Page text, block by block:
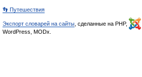
👣 Путешествия
Экспорт словарей на сайты , сделанные на PHP,
WordPress, MODx.